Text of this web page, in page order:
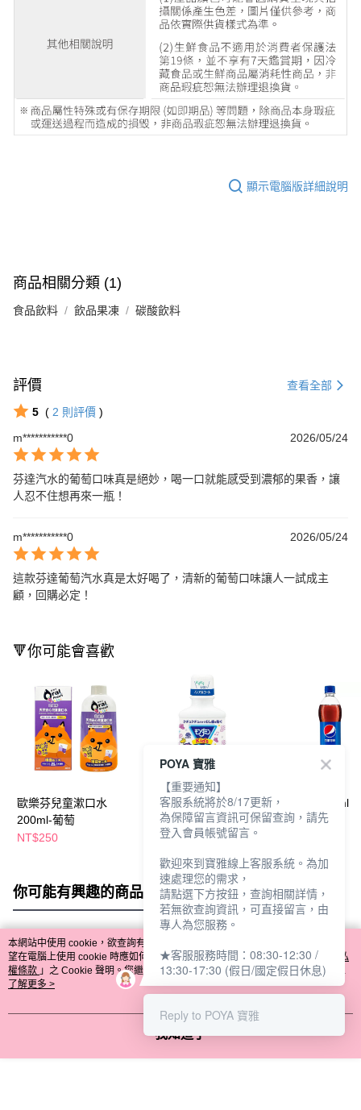
顯示電腦版詳細說明
商品相關分類 (1)
食品飲料 飲品果凍 碳酸飲料
評價 查看全部
5 ( 2 則評價 )
m***********0
2026/05/24
芬達汽水的葡萄口味真是絕妙，喝一口就能感受到濃郁的果香，讓
人忍不住想再來一瓶！
m***********0 2026/05/24
這款芬達葡萄汽水真是太好喝了，清新的葡萄口味讓人一試成主
顧，回購必定！
🔻你可能會喜歡
歐樂芬兒童漱口水
200ml-葡萄
NT$250
夢納明兒童漱口水
250ml-葡萄
NT$220
百事可樂600ml
你可能有興趣的商品 全站排行
熱門標籤
本網站中使用 cookie，欲查詢有關本網站使用 cookie 方式之詳情，及若您不希
望在電腦上使用 cookie 時應如何變更電腦的 cookie 設定，請參閱本網站「
隱私
權條款 」之 Cookie 聲明。您繼續使用本網站即表示您同意本公司得按本網站使
用條款之 Cookie 聲明使用 cookie。
了解更多 >
我知道了
POYA 寶雅
【重要通知】
客服系統將於8/17更新，
為保障留言資訊可保留查詢，請先
登入會員帳號留言。
歡迎來到寶雅線上客服系統。為加
速處理您的需求，
請點選下方按鈕，查詢相關詳情，
若無欲查詢資訊，可直接留言，由
專人為您服務。
★客服服務時間：08:30-12:30 /
13:30-17:30 (假日/國定假日休息)
Reply to POYA 寶雅